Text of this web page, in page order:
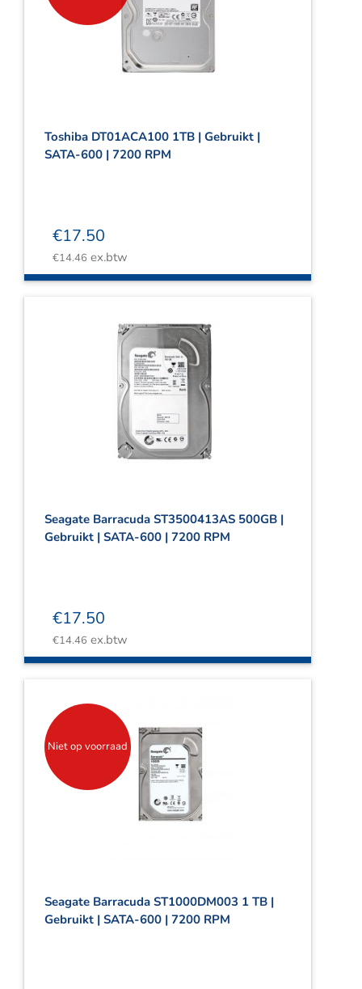
Toshiba DT01ACA100 1TB | Gebruikt |
SATA-600 | 7200 RPM
€17.50
€14.46 ex.btw
Seagate Barracuda ST3500413AS 500GB |
Gebruikt | SATA-600 | 7200 RPM
€17.50
€14.46 ex.btw
Niet op voorraad
Seagate Barracuda ST1000DM003 1 TB |
Gebruikt | SATA-600 | 7200 RPM